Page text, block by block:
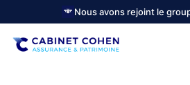
Nous avons rejoint le